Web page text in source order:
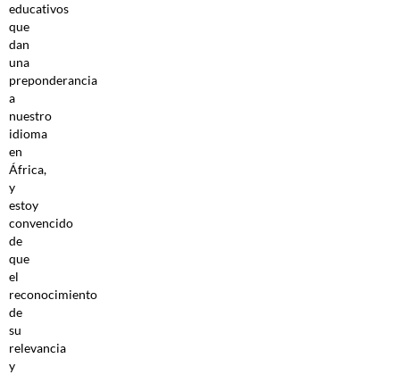
educativos
que
dan
una
preponderancia
a
nuestro
idioma
en
África,
y
estoy
convencido
de
que
el
reconocimiento
de
su
relevancia
y